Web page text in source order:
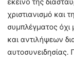
χριστιανισμό και
συμπλέγματος
και αντιλήψεων
αυτοσυνειδησίας.